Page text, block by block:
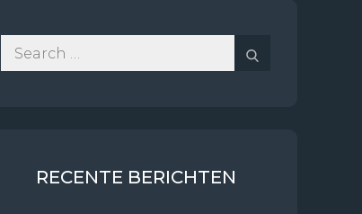
Search
for:
RECENTE BERICHTEN